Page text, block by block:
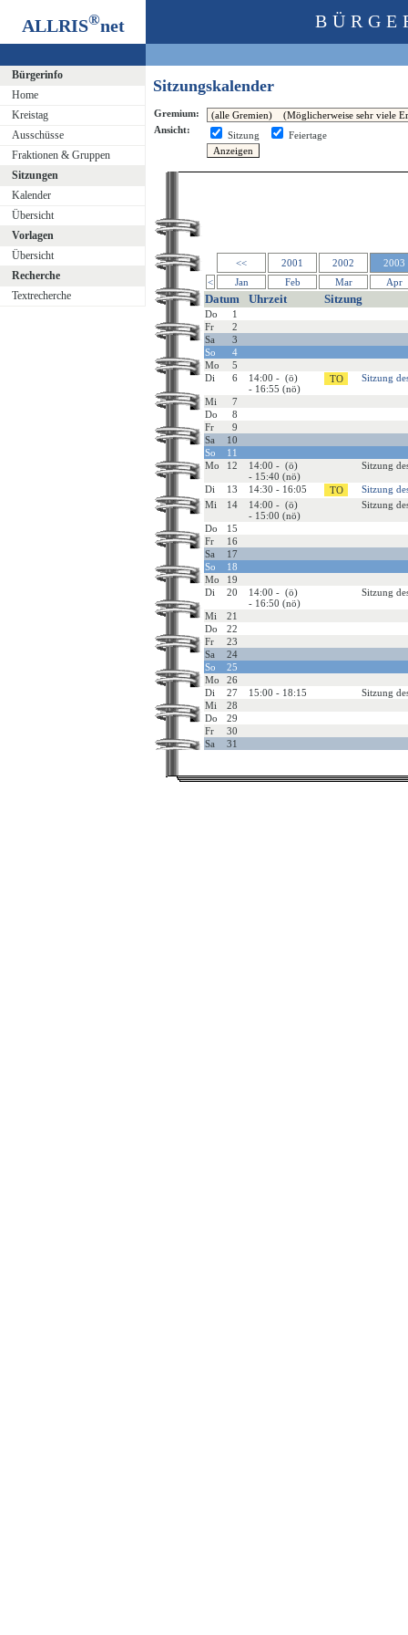
ALLRIS®net
Bürgerinfo
Home
Kreistag
Ausschüsse
Fraktionen & Gruppen
Sitzungen
Kalender
Übersicht
Vorlagen
Übersicht
Recherche
Textrecherche
Sitzungskalender
Gremium:
Ansicht:
Sitzung Feiertage
<< 2001 2002
2003
<
Jan Feb Mar Apr
Datum Uhrzeit Sitzung
Do
1
Fr
2
Sa
3
So
4
Mo
5
Di
6
14:00 - (ö)
- 16:55 (nö)
Sitzung
Mi
7
Do
8
Fr
9
Sa
10
So
11
Mo
12
14:00 - (ö)
- 15:40 (nö)
Sitzung
Di 13 14:30 - 16:05
Sitzung
Mi
14
14:00 - (ö)
- 15:00 (nö)
Sitzung
Do
15
Fr
16
Sa
17
So
18
Mo
19
Di
20
14:00 - (ö)
- 16:50 (nö)
Sitzung
Mi
21
Do
22
Fr
23
Sa
24
So
25
Mo
26
Di
27 15:00 - 18:15
Sitzung
Mi
28
Do
29
Fr
30
Sa
31